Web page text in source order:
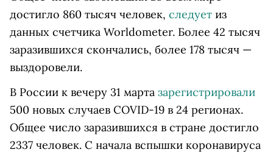
достигло 860 тысяч человек, следует из
данных счетчика Worldometer. Более 42 тысяч
заразившихся скончались, более 178 тысяч —
выздоровели.
В России к вечеру 31 марта зарегистрировали
500 новых случаев COVID-19 в 24 регионах.
Общее число заразившихся в стране достигло
2337 человек. С начала вспышки коронавируса